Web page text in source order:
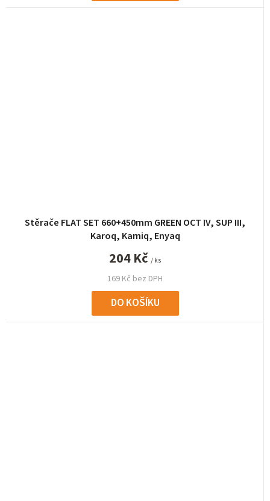
Stěrače FLAT SET 660+450mm GREEN OCT IV, SUP III,
Karoq, Kamiq, Enyaq
169 Kč bez DPH
204 Kč / ks
DO KOŠÍKU